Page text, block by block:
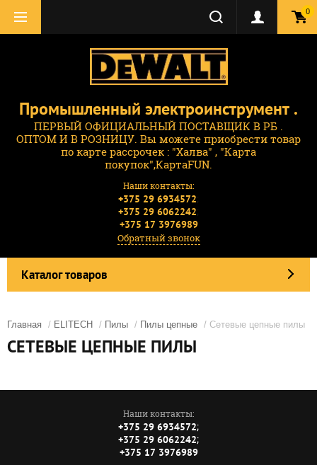
0
Промышленный электроинструмент .
ПЕРВЫЙ ОФИЦИАЛЬНЫЙ ПОСТАВЩИК В РБ .
ОПТОМ И В РОЗНИЦУ. Вы можете приобрести товар
по карте рассрочек : "Халва" , "Карта
покупок",КартаFUN.
Наши контакты:
+375 29 6934572
+375 29 6062242
+375 17 3976989
Обратный звонок
Каталог товаров
Главная / ELITECH / Пилы / Пилы цепные / Сетевые цепные пилы
СЕТЕВЫЕ ЦЕПНЫЕ ПИЛЫ
Наши контакты:
+375 29 6934572;
+375 29 6062242;
+375 17 3976989